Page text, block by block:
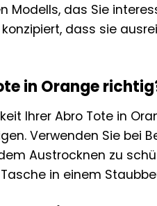
Modells, das Sie
dass sie
in Orange
Ihrer Abro Tote in
Verwenden Sie bei
Austrocknen zu
in einem